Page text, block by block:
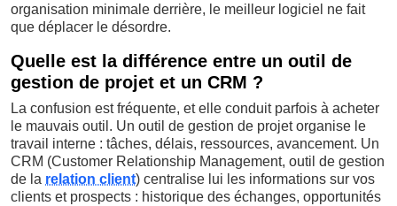
organisation minimale derrière, le meilleur logiciel ne fait
que déplacer le désordre.
Quelle est la différence entre un outil de
gestion de projet et un CRM ?
La confusion est fréquente, et elle conduit parfois à acheter
le mauvais outil. Un outil de gestion de projet organise le
travail interne : tâches, délais, ressources, avancement. Un
CRM (Customer Relationship Management, outil de gestion
de la relation client) centralise lui les informations sur vos
clients et prospects : historique des échanges, opportunités